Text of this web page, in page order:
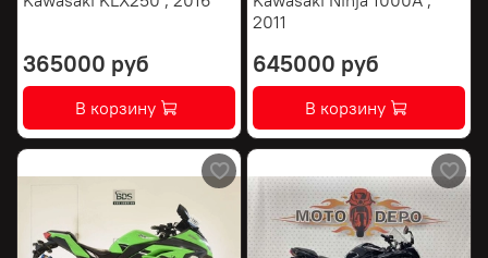
365000 руб
В корзину
2011
645000 руб
В корзину